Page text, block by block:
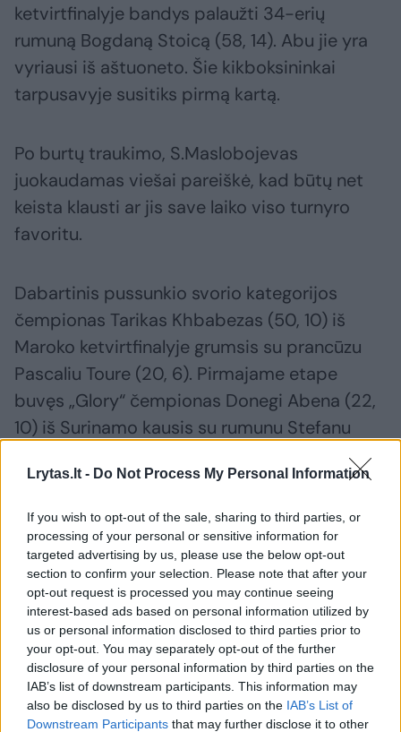
Lrytas.lt - Do Not Process My Personal Information
If you wish to opt-out of the sale, sharing to third parties, or
processing of your personal or sensitive information for
targeted advertising by us, please use the below opt-out
section to confirm your selection. Please note that after your
opt-out request is processed you may continue seeing
interest-based ads based on personal information utilized by
us or personal information disclosed to third parties prior to
your opt-out. You may separately opt-out of the further
disclosure of your personal information by third parties on the
IAB’s list of downstream participants. This information may
also be disclosed by us to third parties on the IAB’s List of
Downstream Participants that may further disclose it to other
ketvirtfinalyje bandys palaužti 34-erių
rumuną Bogdaną Stoicą (58, 14). Abu jie yra
vyriausi iš aštuoneto. Šie kikboksininkai
tarpusavyje susitiks pirmą kartą.
Po burtų traukimo, S.Maslobojevas
juokaudamas viešai pareiškė, kad būtų net
keista klausti ar jis save laiko viso turnyro
favoritu.
Dabartinis pussunkio svorio kategorijos
čempionas Tarikas Khbabezas (50, 10) iš
Maroko ketvirtfinalyje grumsis su prancūzu
Pascaliu Toure (20, 6). Pirmajame etape
buvęs „Glory“ čempionas Donegi Abena (22,
10) iš Surinamo kausis su rumunu Stefanu
Susiję straipsniai